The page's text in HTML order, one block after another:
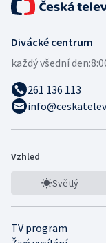
Divácké centrum
každý všední den:
261 136 113
Vzhled
Světlý
TV program